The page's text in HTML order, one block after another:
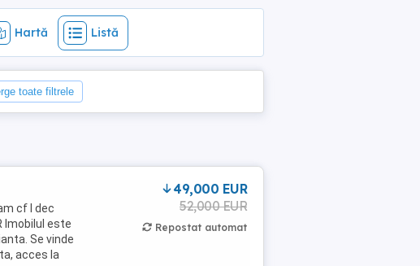
Hartă Listă
toate filtrele
cf I dec
Imobilul este
Se vinde
acces la
49,000 EUR
52,000 EUR
Repostat automat